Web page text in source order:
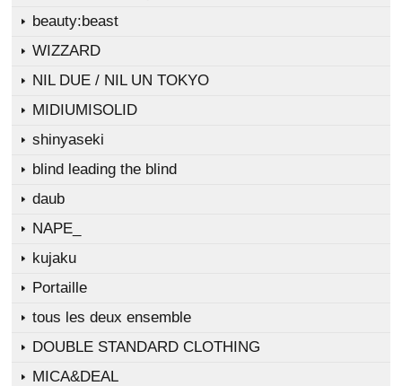
beauty:beast
WIZZARD
NIL DUE / NIL UN TOKYO
MIDIUMISOLID
shinyaseki
blind leading the blind
daub
NAPE_
kujaku
Portaille
tous les deux ensemble
DOUBLE STANDARD CLOTHING
MICA&DEAL